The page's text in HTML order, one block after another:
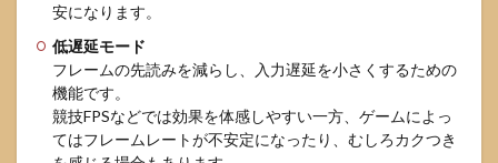
手順
「や
りす
ぎな
い」
ため
のル
安になります。
低遅延モード
フレームの先読みを減らし、入力遅延を小さくするための
機能です。
競技FPSなどでは効果を体感しやすい一方、ゲームによっ
てはフレームレートが不安定になったり、むしろカクつき